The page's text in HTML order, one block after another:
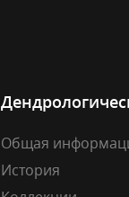
Общая
История